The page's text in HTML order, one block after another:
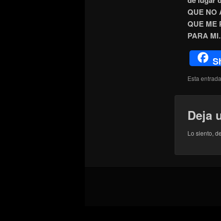
QUE NO
QUE ME
PARA
Esta
Deja
Lo siento,